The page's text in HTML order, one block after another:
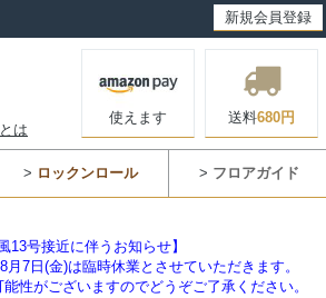
新規会員登録
は
使えます 送料680円
> ロックンロール > フロアガイド
13号接近に伴うお知らせ】
7日(金)は臨時休業とさせていただきます。
性がございますのでどうぞご了承ください。